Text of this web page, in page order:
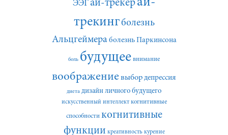
ЭЭГай-трекер
трекингболезнь
Альцгеймера болезнь Паркинсона
боль будущее внимание
воображение выбор депрессия
диета дизайн личного будущего
искусственный интеллект когнитивные
способности когнитивные
функции креативность курение